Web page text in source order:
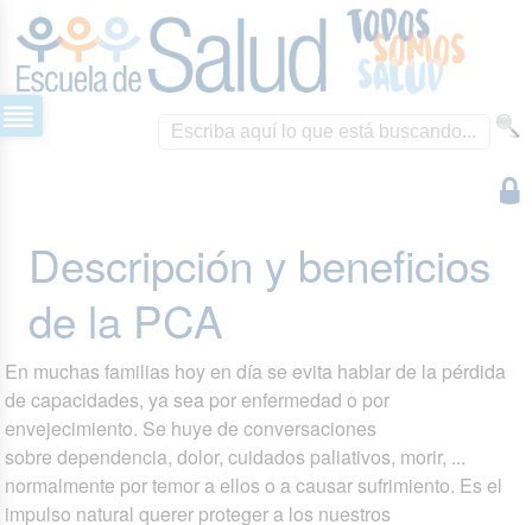
Descripción y beneficios
de la PCA
En muchas familias hoy en día se evita hablar de la pérdida
de capacidades, ya sea por enfermedad o por
envejecimiento. Se huye de conversaciones
sobre dependencia, dolor, cuidados paliativos, morir, ...
normalmente por temor a ellos o a causar sufrimiento. Es el
impulso natural querer proteger a los nuestros